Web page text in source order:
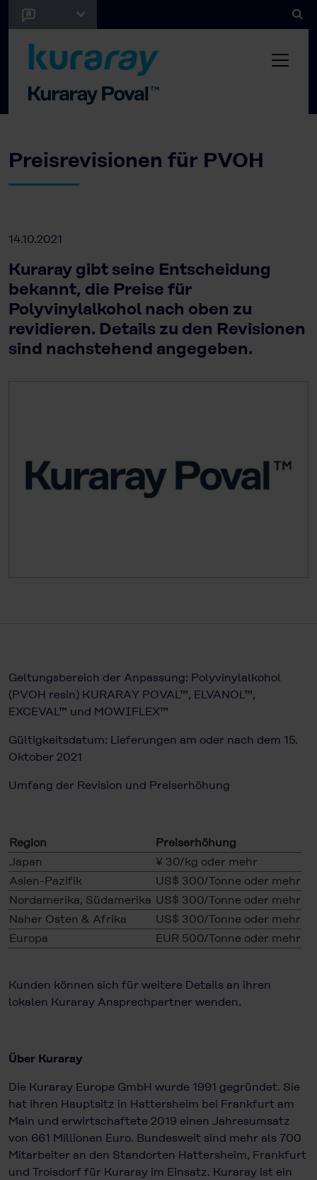
Preisrevisionen für PVOH
14.10.2021
Kuraray gibt seine Entscheidung
bekannt, die Preise für
Polyvinylalkohol nach oben zu
revidieren. Details zu den Revisionen
sind nachstehend angegeben.
Geltungsbereich der Anpassung: Polyvinylalkohol
(PVOH resin) KURARAY POVAL™, ELVANOL™,
EXCEVAL™ und MOWIFLEX™
Gültigkeitsdatum: Lieferungen am oder nach dem 15.
Oktober 2021
Umfang der Revision und Preiserhöhung
Region
Preiserhöhung
Japan
¥ 30/kg oder mehr
Asien-Pazifik
US$ 300/Tonne oder mehr
Nordamerika, Südamerika US$ 300/Tonne oder mehr
Naher Osten & Afrika
US$ 300/Tonne oder mehr
Europa
EUR 500/Tonne oder mehr
Kunden können sich für weitere Details an ihren
lokalen Kuraray Ansprechpartner wenden.
Über Kuraray
Die Kuraray Europe GmbH wurde 1991 gegründet. Sie
hat ihren Hauptsitz in Hattersheim bei Frankfurt am
Main und erwirtschaftete 2019 einen Jahres­umsatz
von 661 Millionen Euro. Bundesweit sind mehr als 700
Mitar­beiter an den Standorten Hattersheim, Frankfurt
und Troisdorf für Kuraray im Einsatz. Kuraray ist ein